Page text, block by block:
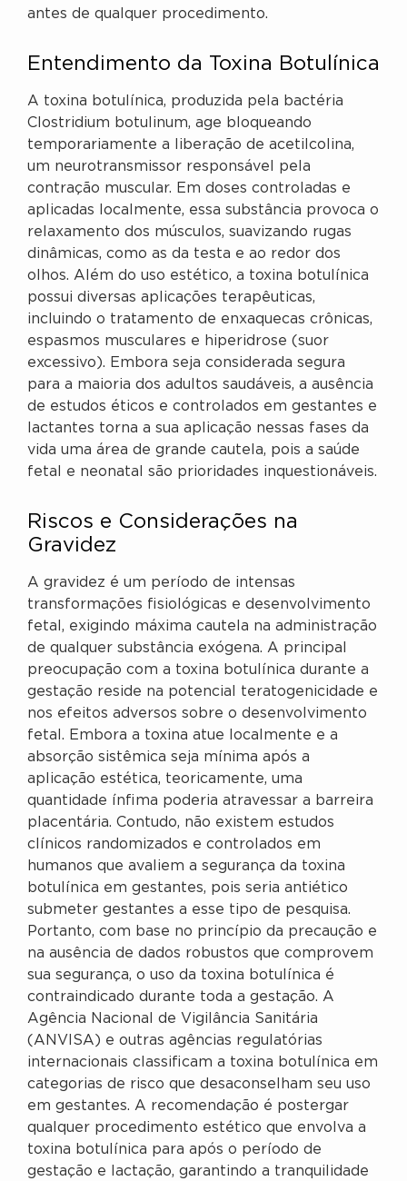
antes de qualquer procedimento.
Entendimento da Toxina Botulínica
A toxina botulínica, produzida pela bactéria
Clostridium botulinum, age bloqueando
temporariamente a liberação de acetilcolina,
um neurotransmissor responsável pela
contração muscular. Em doses controladas e
aplicadas localmente, essa substância provoca o
relaxamento dos músculos, suavizando rugas
dinâmicas, como as da testa e ao redor dos
olhos. Além do uso estético, a toxina botulínica
possui diversas aplicações terapêuticas,
incluindo o tratamento de enxaquecas crônicas,
espasmos musculares e hiperidrose (suor
excessivo). Embora seja considerada segura
para a maioria dos adultos saudáveis, a ausência
de estudos éticos e controlados em gestantes e
lactantes torna a sua aplicação nessas fases da
vida uma área de grande cautela, pois a saúde
fetal e neonatal são prioridades inquestionáveis.
Riscos e Considerações na
Gravidez
A gravidez é um período de intensas
transformações fisiológicas e desenvolvimento
fetal, exigindo máxima cautela na administração
de qualquer substância exógena. A principal
preocupação com a toxina botulínica durante a
gestação reside na potencial teratogenicidade e
nos efeitos adversos sobre o desenvolvimento
fetal. Embora a toxina atue localmente e a
absorção sistêmica seja mínima após a
aplicação estética, teoricamente, uma
quantidade ínfima poderia atravessar a barreira
placentária. Contudo, não existem estudos
clínicos randomizados e controlados em
humanos que avaliem a segurança da toxina
botulínica em gestantes, pois seria antiético
submeter gestantes a esse tipo de pesquisa.
Portanto, com base no princípio da precaução e
na ausência de dados robustos que comprovem
sua segurança, o uso da toxina botulínica é
contraindicado durante toda a gestação. A
Agência Nacional de Vigilância Sanitária
(ANVISA) e outras agências regulatórias
internacionais classificam a toxina botulínica em
categorias de risco que desaconselham seu uso
em gestantes. A recomendação é postergar
qualquer procedimento estético que envolva a
toxina botulínica para após o período de
gestação e lactação, garantindo a tranquilidade